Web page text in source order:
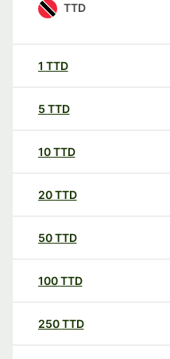
TTD
1 TTD
5 TTD
10TTD
20TTD
50TTD
100TTD
250TTD